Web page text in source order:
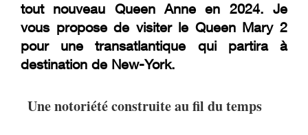
tout nouveau Queen Anne en 2024. Je
vous propose de visiter le Queen Mary 2
pour une transatlantique qui partira à
destination de New-York.
Une notoriété construite au fil du temps